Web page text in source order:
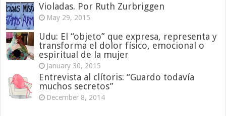
Violadas. Por Ruth Zurbriggen
May 29, 2015
Udu: El “objeto” que expresa, representa y
transforma el dolor físico, emocional o
espiritual de la mujer
January 30, 2015
Entrevista al clítoris: “Guardo todavía
muchos secretos”
December 8, 2014